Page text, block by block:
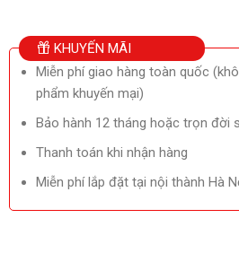
KHUYẾN MÃI
Miễn phí giao hàng toàn quốc
phẩm khuyến mại)
Bảo hành 12 tháng hoặc trọn đời
Thanh toán khi nhận hàng
Miễn phí lắp đặt tại nội thành Hà